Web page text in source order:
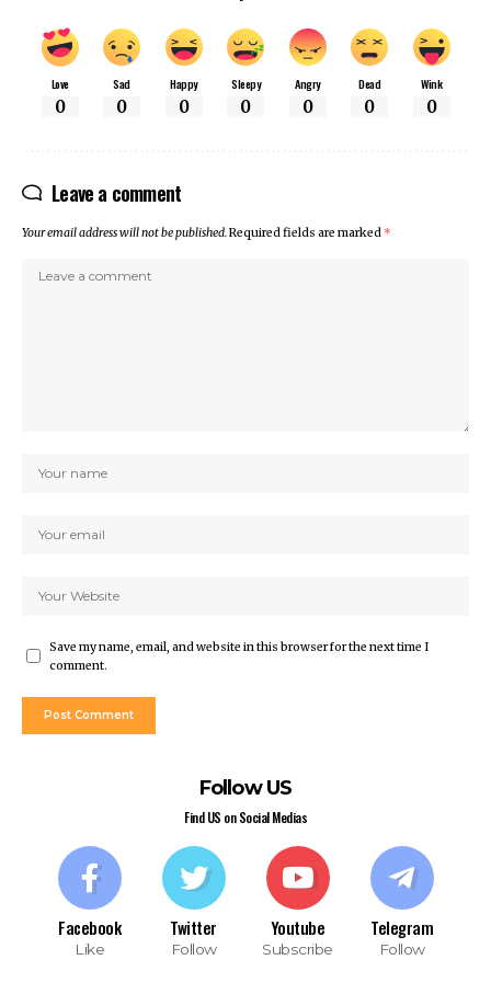
Love
0
Sad
0
Happy
0
Sleepy
0
Angry
0
Dead
0
Wink
0
Leave a comment
Your email address will not be published.Required fields are marked *
Save my name, email, and website in this browser for the next time I
comment.
Follow US
Find US on Social Medias
Facebook
Like
Twitter
Follow
Youtube
Subscribe
Telegram
Follow